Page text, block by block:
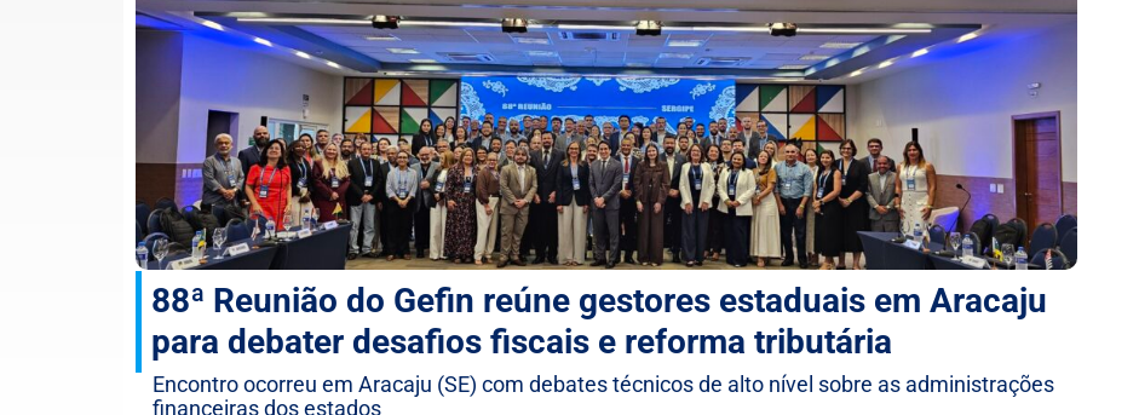
88ª Reunião do Gefin reúne gestores estaduais em Aracaju
para debater desafios fiscais e reforma tributária
Encontro ocorreu em Aracaju (SE) com debates técnicos de alto nível sobre as administrações
financeiras dos estados